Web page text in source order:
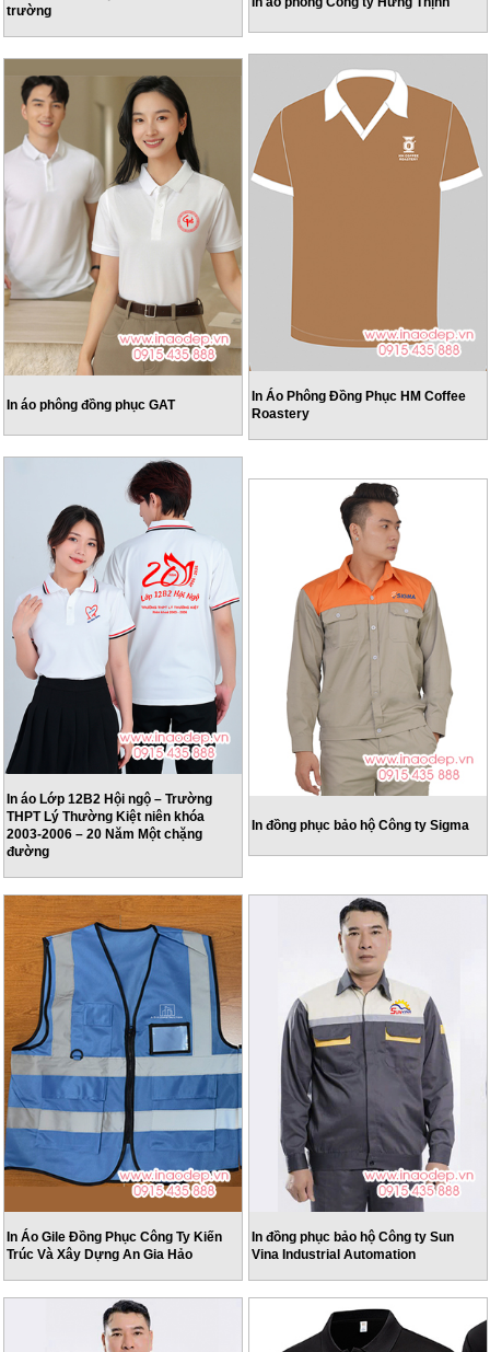
trường
In áo phông đồng phục GAT
In Áo Phông Đồng Phục HM Coffee
Roastery
In áo Lớp 12B2 Hội ngộ – Trường
THPT Lý Thường Kiệt niên khóa
2003-2006 – 20 Năm Một chặng
đường
In đồng phục bảo hộ Công ty Sigma
In Áo Gile Đồng Phục Công Ty Kiến
Trúc Và Xây Dựng An Gia Hảo
In đồng phục bảo hộ Công ty Sun
Vina Industrial Automation